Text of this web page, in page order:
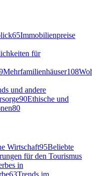
65Immobilienpreise
für
Mehrfamilienhäuser108
und andere
90Ethische und
80
Wirtschaft95Beliebte
für den Tourismus
in
63Trends im